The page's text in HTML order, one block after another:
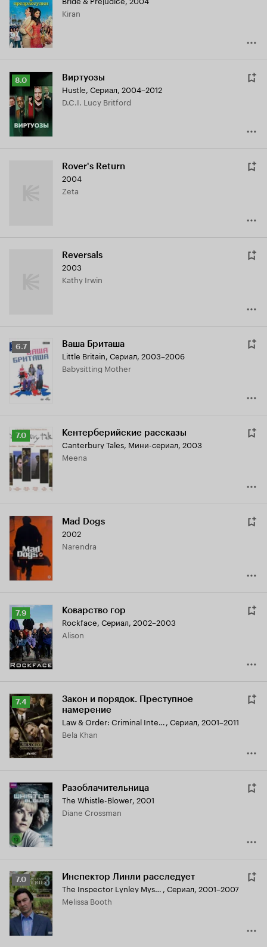
Кинопоиска
7.1
Kiran
Рейтинг
Кинопоиска
8.0
8.0 Виртуозы
Hustle, Сериал, 2004–2012
D.C.I. Lucy Britford
Rover's Return
2004
Zeta
Reversals
2003
Kathy Irwin
Рейтинг
Кинопоиска
6.7
6.7 Ваша Бриташа
Little Britain, Сериал, 2003–2006
Babysitting Mother
Рейтинг
Кинопоиска
7.0
7.0 Кентерберийские рассказы
Canterbury Tales, Мини-сериал, 2003
Meena
Mad Dogs
2002
Narendra
Рейтинг
Кинопоиска
7.9
7.9 Коварство гор
Rockface, Сериал, 2002–2003
Alison
Рейтинг
Кинопоиска
7.4
7.4
Закон и порядок. Преступное
намерение
Law & Order: Criminal Intent, Сериал, 2001–2011
Bela Khan
Разоблачительница
The Whistle-Blower, 2001
Diane Crossman
Рейтинг
Кинопоиска
7.0
7.0 Инспектор Линли расследует
The Inspector Lynley Mysteries , Сериал, 2001–2007
Melissa Booth